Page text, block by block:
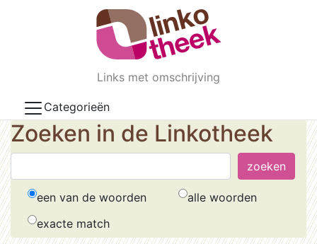
Skip to main content
Links met omschrijving
Categorieën
Zoeken in de Linkotheek
een van de woorden
alle woorden
exacte match